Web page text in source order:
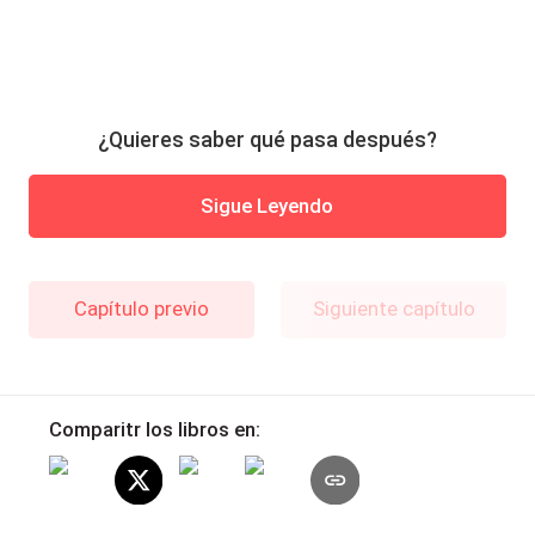
¿Quieres saber qué pasa después?
Sigue Leyendo
Capítulo previo Siguiente capítulo
Comparitr los libros en: